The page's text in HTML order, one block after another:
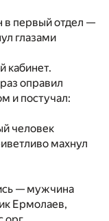
в первый отдел —
глазами
кабинет.
оправил
и постучал:
человек
махнул
— мужчина
Ермолаев,